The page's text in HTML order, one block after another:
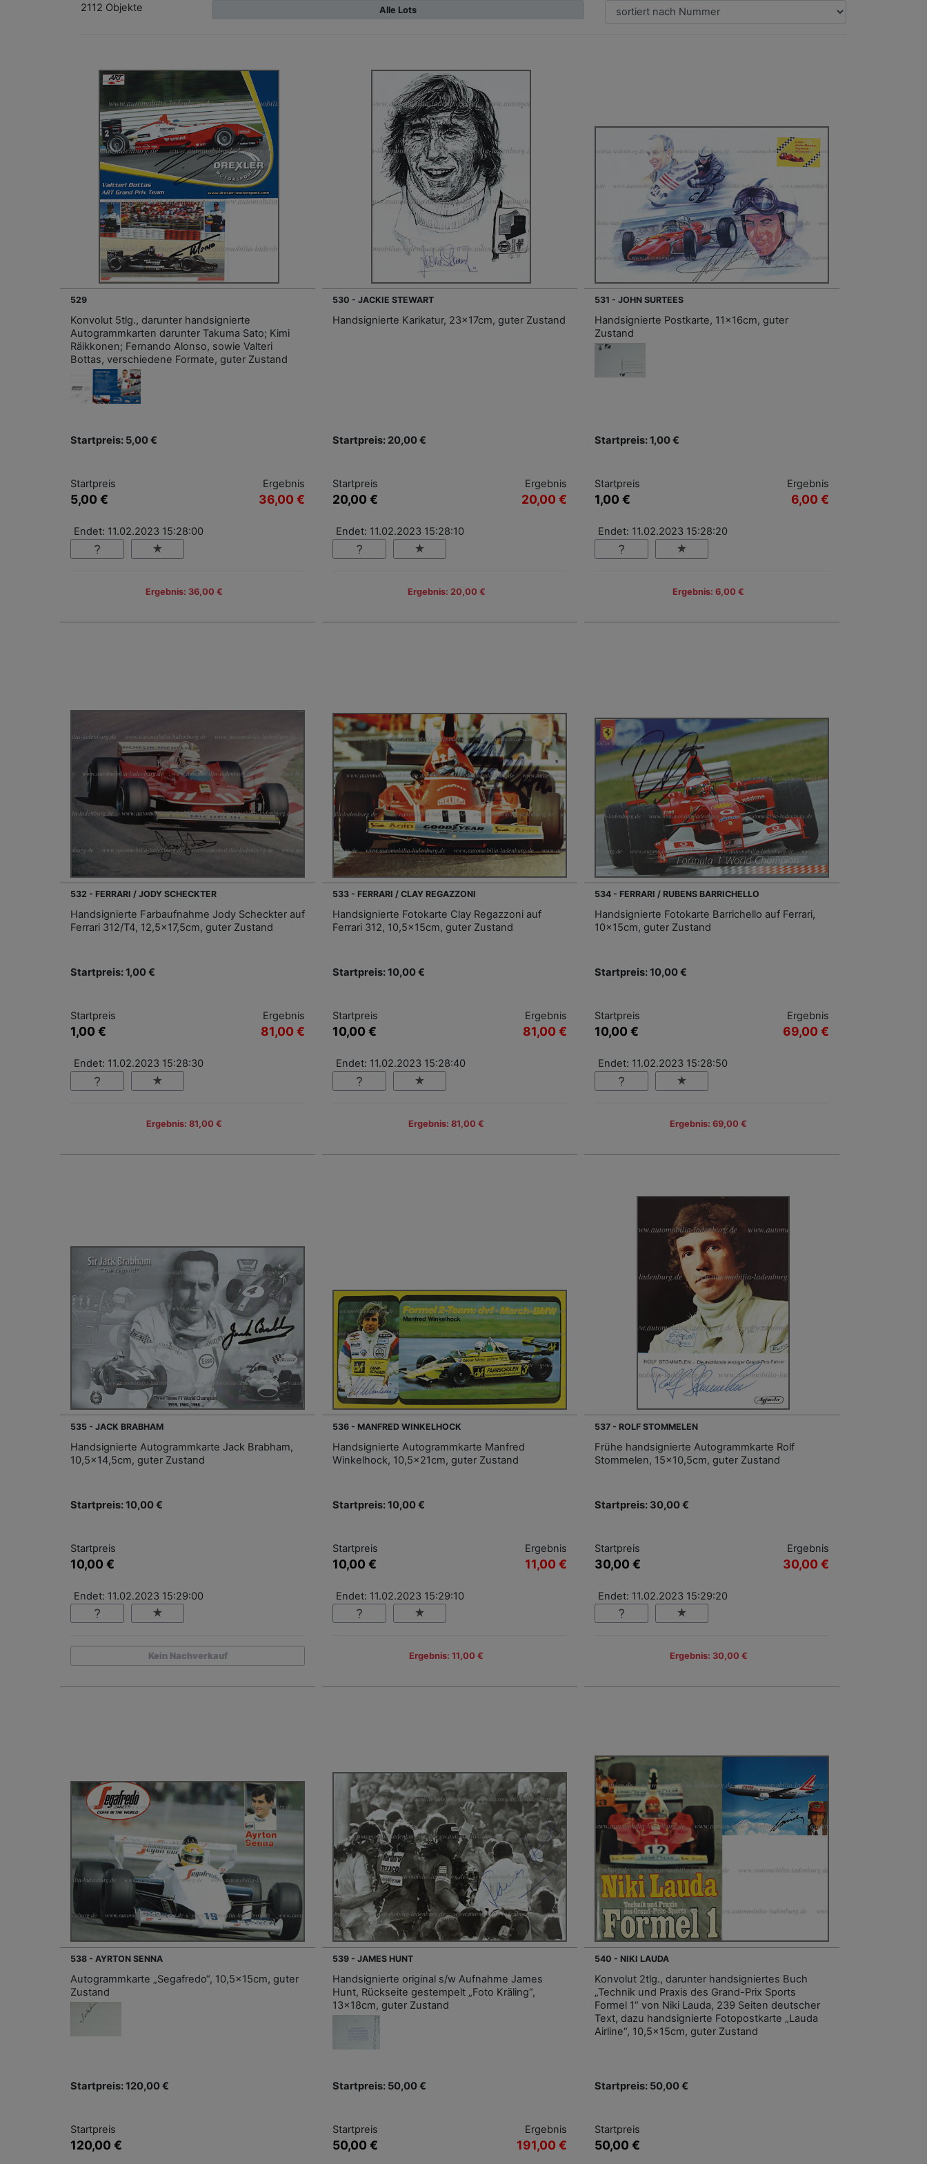
2112 Objekte Alle Lots
529
Konvolut 5tlg., darunter handsignierte
Autogrammkarten darunter Takuma Sato; Kimi
Räikkonen; Fernando Alonso, sowie Valteri
Bottas, verschiedene Formate, guter Zustand
Startpreis: 5,00 €
Startpreis
5,00 €
Ergebnis
36,00 €
Endet: 11.02.2023 15:28:00
Ergebnis: 36,00 €
530 - JACKIE STEWART
Handsignierte Karikatur, 23x17cm, guter Zustand
Startpreis: 20,00 €
Startpreis
20,00 €
Ergebnis
20,00 €
Endet: 11.02.2023 15:28:10
Ergebnis: 20,00 €
531 - JOHN SURTEES
Handsignierte Postkarte, 11x16cm, guter
Zustand
Startpreis: 1,00 €
Startpreis
1,00 €
Ergebnis
6,00 €
Endet: 11.02.2023 15:28:20
Ergebnis: 6,00 €
532 - FERRARI / JODY SCHECKTER
Handsignierte Farbaufnahme Jody Scheckter auf
Ferrari 312/T4, 12,5x17,5cm, guter Zustand
Startpreis: 1,00 €
Startpreis
1,00 €
Ergebnis
81,00 €
Endet: 11.02.2023 15:28:30
Ergebnis: 81,00 €
533 - FERRARI / CLAY REGAZZONI
Handsignierte Fotokarte Clay Regazzoni auf
Ferrari 312, 10,5x15cm, guter Zustand
Startpreis: 10,00 €
Startpreis
10,00 €
Ergebnis
81,00 €
Endet: 11.02.2023 15:28:40
Ergebnis: 81,00 €
534 - FERRARI / RUBENS BARRICHELLO
Handsignierte Fotokarte Barrichello auf Ferrari,
10x15cm, guter Zustand
Startpreis: 10,00 €
Startpreis
10,00 €
Ergebnis
69,00 €
Endet: 11.02.2023 15:28:50
Ergebnis: 69,00 €
535 - JACK BRABHAM
Handsignierte Autogrammkarte Jack Brabham,
10,5x14,5cm, guter Zustand
Startpreis: 10,00 €
Startpreis
10,00 €
Endet: 11.02.2023 15:29:00
Kein Nachverkauf
536 - MANFRED WINKELHOCK
Handsignierte Autogrammkarte Manfred
Winkelhock, 10,5x21cm, guter Zustand
Startpreis: 10,00 €
Startpreis
10,00 €
Ergebnis
11,00 €
Endet: 11.02.2023 15:29:10
Ergebnis: 11,00 €
537 - ROLF STOMMELEN
Frühe handsignierte Autogrammkarte Rolf
Stommelen, 15x10,5cm, guter Zustand
Startpreis: 30,00 €
Startpreis
30,00 €
Ergebnis
30,00 €
Endet: 11.02.2023 15:29:20
Ergebnis: 30,00 €
538 - AYRTON SENNA
Autogrammkarte „Segafredo“, 10,5x15cm, guter
Zustand
Startpreis: 120,00 €
Startpreis
120,00 €
539 - JAMES HUNT
Handsignierte original s/w Aufnahme James
Hunt, Rückseite gestempelt „Foto Kräling“,
13x18cm, guter Zustand
Startpreis: 50,00 €
Startpreis
50,00 €
Ergebnis
191,00 €
540 - NIKI LAUDA
Konvolut 2tlg., darunter handsigniertes Buch
„Technik und Praxis des Grand-Prix Sports
Formel 1“ von Niki Lauda, 239 Seiten deutscher
Text, dazu handsignierte Fotopostkarte „Lauda
Airline“, 10,5x15cm, guter Zustand
Startpreis: 50,00 €
Startpreis
50,00 €